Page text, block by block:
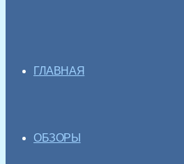
ГЛАВНАЯ
ОБЗОРЫ